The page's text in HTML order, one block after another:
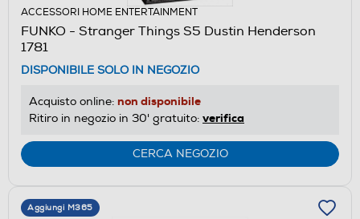
ACCESSORI HOME ENTERTAINMENT
FUNKO - Stranger Things S5 Dustin Henderson
1781
DISPONIBILE SOLO IN NEGOZIO
Acquisto online: non disponibile
Ritiro in negozio in 30' gratuito: verifica
CERCA NEGOZIO
Aggiungi M365